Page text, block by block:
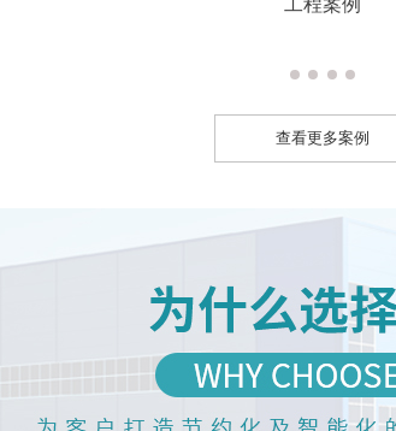
工程案例
查看更多案例